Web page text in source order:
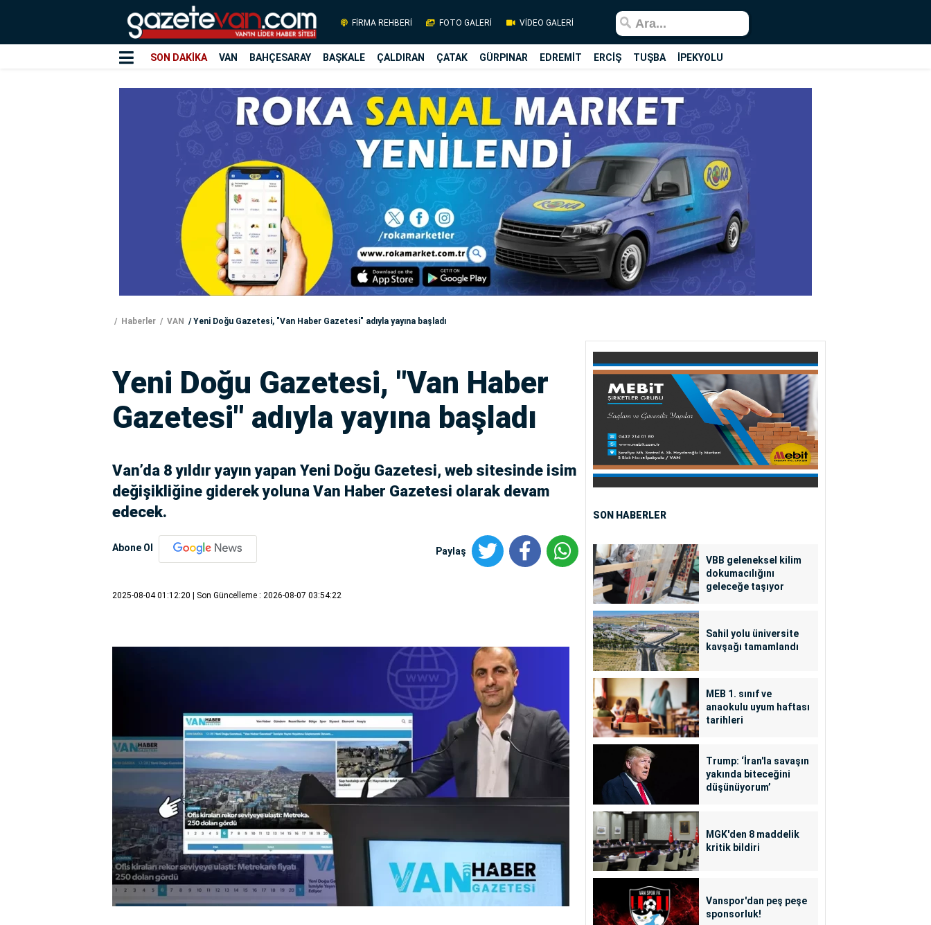
FİRMA REHBERİ FOTO GALERİ VİDEO GALERİ
SON DAKİKA VAN BAHÇESARAY BAŞKALE ÇALDIRAN ÇATAK GÜRPINAR EDREMİT ERCİŞ TUŞBA İPEKYOLU
Haberler VAN Yeni Doğu Gazetesi, "Van Haber Gazetesi" adıyla yayına başladı
Yeni Doğu Gazetesi, "Van Haber
Gazetesi" adıyla yayına başladı
Van’da 8 yıldır yayın yapan Yeni Doğu Gazetesi, web sitesinde isim
değişikliğine giderek yoluna Van Haber Gazetesi olarak devam
edecek.
Abone Ol Paylaş
2025-08-04 01:12:20 | Son Güncelleme : 2026-08-07 03:54:22
SON HABERLER
VBB geleneksel kilim
dokumacılığını
geleceğe taşıyor
Sahil yolu üniversite
kavşağı tamamlandı
MEB 1. sınıf ve
anaokulu uyum haftası
tarihleri
Trump: ‘İran'la savaşın
yakında biteceğini
düşünüyorum’
MGK'den 8 maddelik
kritik bildiri
Vanspor'dan peş peşe
sponsorluk!